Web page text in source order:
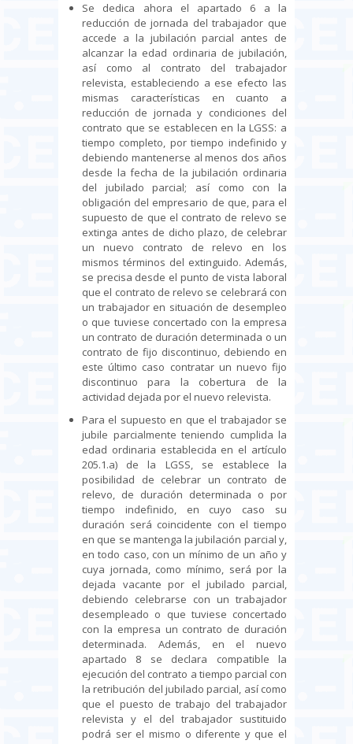
Se dedica ahora el apartado 6 a la
reducción de jornada del trabajador que
accede a la jubilación parcial antes de
alcanzar la edad ordinaria de jubilación,
así como al contrato del trabajador
relevista, estableciendo a ese efecto las
mismas características en cuanto a
reducción de jornada y condiciones del
contrato que se establecen en la LGSS: a
tiempo completo, por tiempo indefinido y
debiendo mantenerse al menos dos años
desde la fecha de la jubilación ordinaria
del jubilado parcial; así como con la
obligación del empresario de que, para el
supuesto de que el contrato de relevo se
extinga antes de dicho plazo, de celebrar
un nuevo contrato de relevo en los
mismos términos del extinguido. Además,
se precisa desde el punto de vista laboral
que el contrato de relevo se celebrará con
un trabajador en situación de desempleo
o que tuviese concertado con la empresa
un contrato de duración determinada o un
contrato de fijo discontinuo, debiendo en
este último caso contratar un nuevo fijo
discontinuo para la cobertura de la
actividad dejada por el nuevo relevista.
Para el supuesto en que el trabajador se
jubile parcialmente teniendo cumplida la
edad ordinaria establecida en el artículo
205.1.a) de la LGSS, se establece la
posibilidad de celebrar un contrato de
relevo, de duración determinada o por
tiempo indefinido, en cuyo caso su
duración será coincidente con el tiempo
en que se mantenga la jubilación parcial y,
en todo caso, con un mínimo de un año y
cuya jornada, como mínimo, será por la
dejada vacante por el jubilado parcial,
debiendo celebrarse con un trabajador
desempleado o que tuviese concertado
con la empresa un contrato de duración
determinada. Además, en el nuevo
apartado 8 se declara compatible la
ejecución del contrato a tiempo parcial con
la retribución del jubilado parcial, así como
que el puesto de trabajo del trabajador
relevista y el del trabajador sustituido
podrá ser el mismo o diferente y que el